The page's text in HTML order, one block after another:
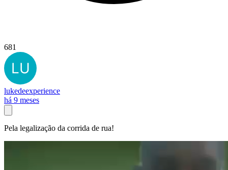
681
lukedeexperience
há 9 meses
Pela legalização da corrida de rua!